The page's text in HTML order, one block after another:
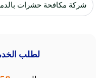
شركة مكافحة حشرات
لطلب